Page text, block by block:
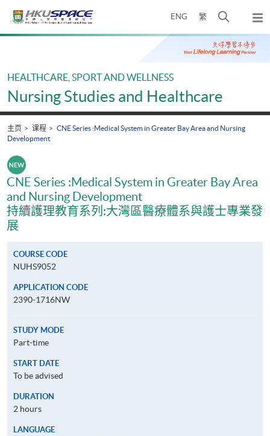
ENG 繁
开
搜
寻
弹
出
主
Main
HEALTHCARE, SPORT AND WELLNESS
Nursing Studies and Healthcare
主页 课程
CNE Series :Medical System in Greater Bay Area and Nursing
Development
CNE Series :Medical System in Greater Bay Area
and Nursing Development
持續護理教育系列:大灣區醫療體系與護士專業發
展
COURSE CODE
NUHS9052
APPLICATION CODE
2390-1716NW
STUDY MODE
Part-time
START DATE
To be advised
DURATION
2 hours
LANGUAGE